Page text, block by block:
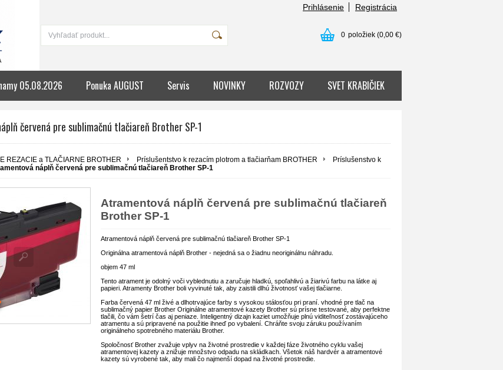
Prihlásenie Registrácia
0 položiek (0,00 €)
05.08.2026 Ponuka AUGUST Servis NOVINKY ROZVOZY SVET KRABIČIEK
červená pre sublimačnú tlačiareň Brother SP-1
REZACIE a TLAČIARNE BROTHER Príslušentstvo k rezacím plotrom a tlačiarňam BROTHER
Príslušenstvo k
náplň červená pre sublimačnú tlačiareň Brother SP-1
Atramentová náplň červená pre sublimačnú tlačiareň
Brother SP-1
Atramentová náplň červená pre sublimačnú tlačiareň Brother SP-1
Originálna atramentová náplň Brother - nejedná sa o žiadnu neoriginálnu náhradu.
objem 47 ml
Tento atrament je odolný voči vyblednutiu a zaručuje hladkú, spoľahlivú a žiarivú farbu na látke aj
papieri. Atramenty Brother boli vyvinuté tak, aby zaistili dlhú životnosť vašej tlačiarne.
Farba červená 47 ml živé a dlhotrvajúce farby s vysokou stálosťou pri praní. vhodné pre tlač na
sublimačný papier Brother Originálne atramentové kazety Brother sú prísne testované, aby perfektne
tlačili, čo vám šetrí čas aj peniaze. Inteligentný dizajn kaziet umožňuje plnú viditeľnosť zostávajúceho
atramentu a sú pripravené na použitie ihneď po vybalení. Chráňte svoju záruku používaním
originálneho spotrebného materiálu Brother.
Spoločnosť Brother zvažuje vplyv na životné prostredie v každej fáze životného cyklu vašej
atramentovej kazety a znižuje množstvo odpadu na skládkach. Všetok náš hardvér a atramentové
kazety sú vyrobené tak, aby mali čo najmenší dopad na životné prostredie.